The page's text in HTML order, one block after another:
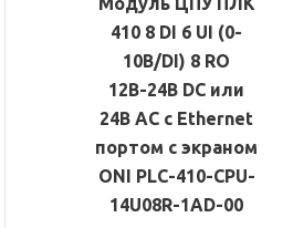
410 8 DI 6 UI (0-
10В/DI) 8 RO
12В-24В DC или
24В AC с Ethernet
портом с экраном
ONI PLC-410-CPU-
14U08R-1AD-00